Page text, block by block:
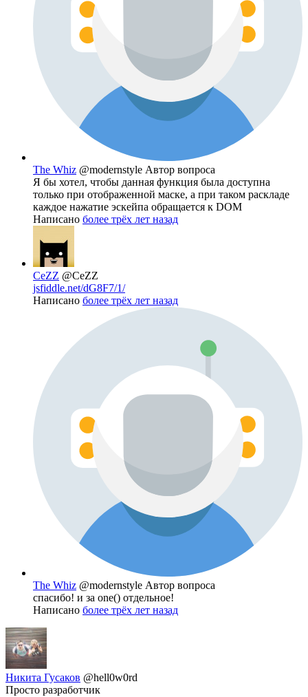
The Whiz @modernstyle Автор вопроса
Я бы хотел, чтобы данная функция была доступна
только при отображенной маске, а при таком раскладе
каждое нажатие эскейпа обращается к DOM
Написано более трёх лет назад
CeZZ @CeZZ
jsfiddle.net/dG8F7/1/
Написано более трёх лет назад
The Whiz @modernstyle Автор вопроса
спасибо! и за one() отдельное!
Написано более трёх лет назад
Никита Гусаков @hell0w0rd
Просто разработчик